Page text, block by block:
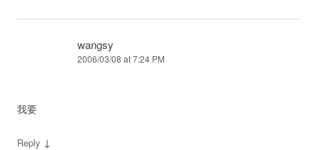
wangsy
2006/03/08 at 7:24 PM
我要
Reply ↓